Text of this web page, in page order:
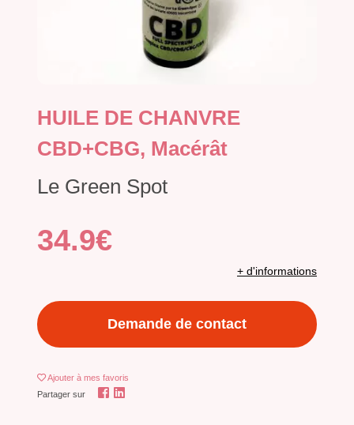
HUILE DE CHANVRE
CBD+CBG, Macérât
Le Green Spot
34.9€
+ d'informations
Demande de contact
Ajouter à mes favoris
Partager sur